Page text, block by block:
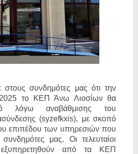
στους συνδημότες μας ότι την
2025 το ΚΕΠ Άνω Λιοσίων θα
λόγω αναβάθμισης του
(syzefkxis), με σκοπό
επιπέδου των υπηρεσιών που
μας. Οι τελευταίοι
από τα ΚΕΠ